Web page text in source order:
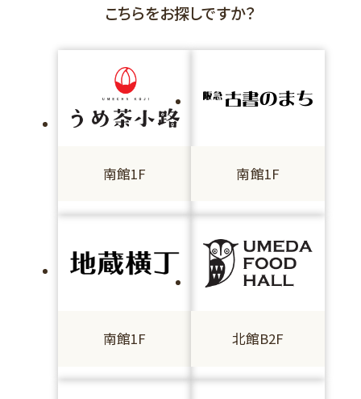
こちらをお探しですか？
南館1F 南館1F
南館1F 北館B2F